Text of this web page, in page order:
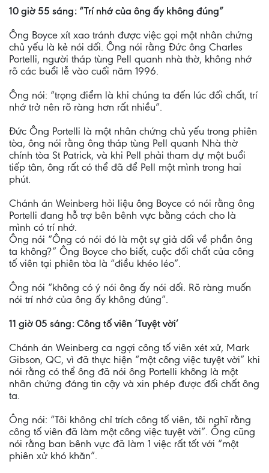
10 giờ 55 sáng: “Trí nhớ của ông ấy không đúng”
Ông Boyce xít xao tránh được việc gọi một nhân chứng
chủ yếu là kẻ nói dối. Ông nói rằng Đức ông Charles
Portelli, người tháp tùng Pell quanh nhà thờ, không nhớ
rõ các buổi lễ vào cuối năm 1996.
Ông nói: “trọng điểm là khi chúng ta đến lúc đối chất, trí
nhớ trở nên rõ ràng hơn rất nhiều”.
Đức Ông Portelli là một nhân chứng chủ yếu trong phiên
tòa, ông nói rằng ông tháp tùng Pell quanh Nhà thờ
chính tòa St Patrick, và khi Pell phải tham dự một buổi
tiếp tân, ông rất có thể đã để Pell một mình trong hai
phút.
Chánh án Weinberg hỏi liệu ông Boyce có nói rằng ông
Portelli đang hỗ trợ bên bênh vực bằng cách cho là
mình có trí nhớ.
Ông nói “Ông có nói đó là một sự giả dối về phần ông
ta không?” Ông Boyce cho biết, cuộc đối chất của công
tố viên tại phiên tòa là “điều khéo léo”.
Ông nói “không có ý nói ông ấy nói dối. Rõ ràng muốn
nói trí nhớ của ông ấy không đúng”.
11 giờ 05 sáng: Công tố viên ‘Tuyệt vời’
Chánh án Weinberg ca ngợi công tố viên xét xử, Mark
Gibson, QC, vì đã thực hiện “một công việc tuyệt vời” khi
nói rằng có thể ông đã nói ông Portelli không là một
nhân chứng đáng tin cậy và xin phép được đối chất ông
ta.
Ông nói: “Tôi không chỉ trích công tố viên, tôi nghĩ rằng
công tố viên đã làm một công việc tuyệt vời”. Ông cũng
nói rằng ban bênh vực đã làm 1 việc rất tốt với “một
phiên xử khó khăn”.